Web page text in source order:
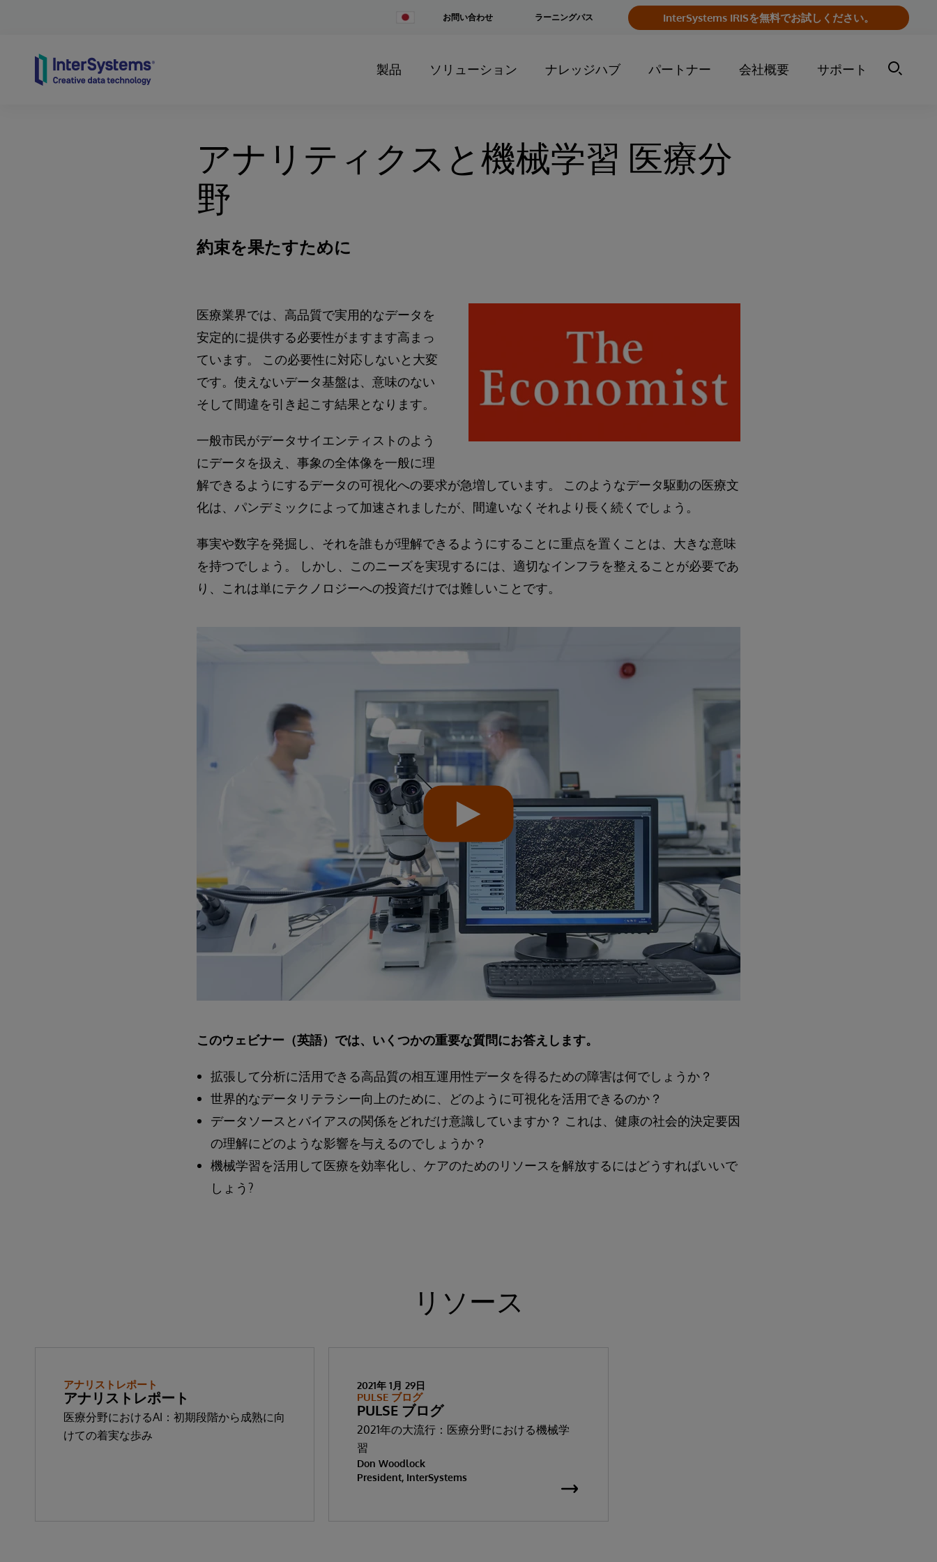
Change
お問い合わせ InterSystems IRISを無料でお試しください。
ラーニングパス
製品 ソリューション ナレッジハブ パートナー 会社概要 サポート
アナリティクスと機械学習 医療分
野
約束を果たすために
医療業界では、高品質で実用的なデータを
安定的に提供する必要性がますます高まっ
ています。 この必要性に対応しないと大変
です。使えないデータ基盤は、意味のない
そして間違を引き起こす結果となります。
一般市民がデータサイエンティストのよう
にデータを扱え、事象の全体像を一般に理
解できるようにするデータの可視化への要求が急増しています。 このようなデータ駆動の医療文
化は、パンデミックによって加速されましたが、間違いなくそれより長く続くでしょう。
事実や数字を発掘し、それを誰もが理解できるようにすることに重点を置くことは、大きな意味
を持つでしょう。 しかし、このニーズを実現するには、適切なインフラを整えることが必要であ
り、これは単にテクノロジーへの投資だけでは難しいことです。
このウェビナー（英語）では、いくつかの重要な質問にお答えします。
拡張して分析に活用できる高品質の相互運用性データを得るための障害は何でしょうか？
世界的なデータリテラシー向上のために、どのように可視化を活用できるのか？
データソースとバイアスの関係をどれだけ意識していますか？ これは、健康の社会的決定要因
の理解にどのような影響を与えるのでしょうか？
機械学習を活用して医療を効率化し、ケアのためのリソースを解放するにはどうすればいいで
しょう?
リソース
アナリストレポート
アナリストレポート
医療分野におけるAI：初期段階から成熟に向
けての着実な歩み
2021年 1月 29日
PULSE ブログ
PULSE ブログ
2021年の大流行：医療分野における機械学
習
Don Woodlock
President, InterSystems